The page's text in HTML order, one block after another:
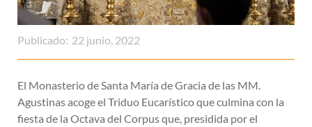
Publicado: 22 junio, 2022
El Monasterio de Santa María de Gracia de las MM.
Agustinas acoge el Triduo Eucarístico que culmina con la
fiesta de la Octava del Corpus que, presidida por el